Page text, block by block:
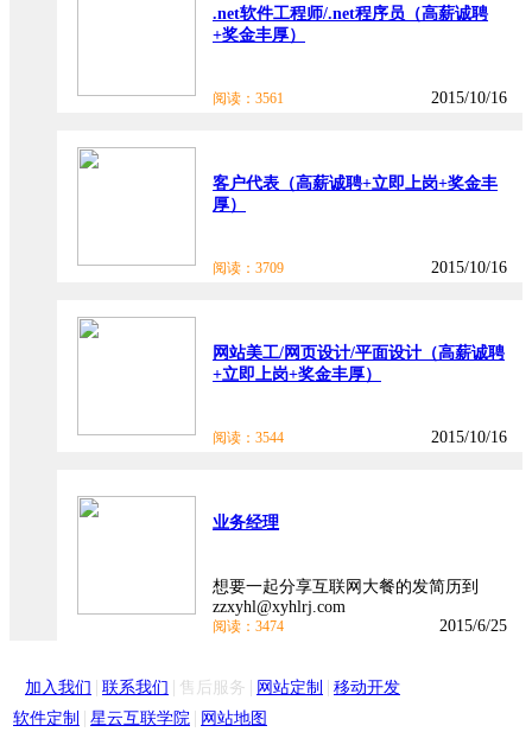
.net软件工程师/.net程序员（高薪诚聘
+奖金丰厚）
阅读：3561 2015/10/16
客户代表（高薪诚聘+立即上岗+奖金丰
厚）
阅读：3709 2015/10/16
网站美工/网页设计/平面设计（高薪诚聘
+立即上岗+奖金丰厚）
阅读：3544 2015/10/16
业务经理
想要一起分享互联网大餐的发简历到
zzxyhl@xyhlrj.com
阅读：3474 2015/6/25
加入我们 | 联系我们 | 售后服务 | 网站定制 | 移动开发
软件定制 | 星云互联学院 | 网站地图